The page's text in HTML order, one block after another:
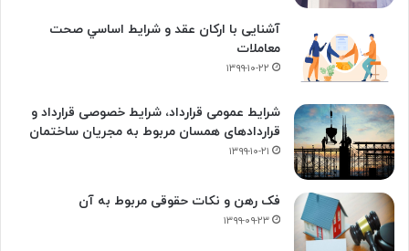
آشنایی با ارکان عقد و شرايط اساسي صحت
معاملات
۱۳۹۹-۱۰-۲۲
شرایط عمومی قرارداد، شرایط خصوصی قرارداد و
قراردادهای همسان مربوط به مجریان ساختمان
۱۳۹۹-۱۰-۲۱
فک‌ رهن و نکات حقوقی مربوط به آن
۱۳۹۹-۰۹-۲۳